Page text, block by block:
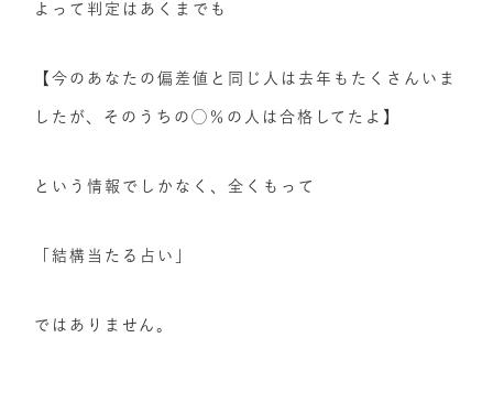
よって判定はあくまでも
【今のあなたの偏差値と同じ人は去年もたくさんいま
したが、そのうちの◯％の人は合格してたよ】
という情報でしかなく、全くもって
「結構当たる占い」
ではありません。